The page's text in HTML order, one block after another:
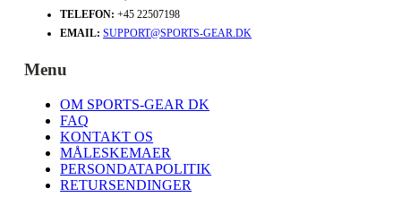
TELEFON: +45 22507198
EMAIL: SUPPORT@SPORTS-GEAR.DK
Menu
OM SPORTS-GEAR DK
FAQ
KONTAKT OS
MÅLESKEMAER
PERSONDATAPOLITIK
RETURSENDINGER